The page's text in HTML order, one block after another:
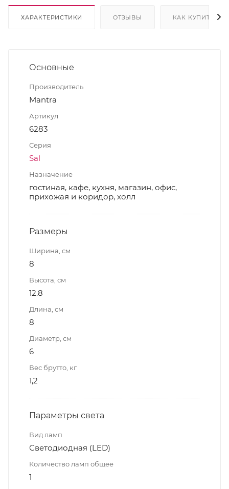
ХАРАКТЕРИСТИКИ ОТЗЫВЫ КАК КУПИТЬ
Основные
Производитель
Mantra
Артикул
6283
Серия
Sal
Назначение
гостиная, кафе, кухня, магазин, офис,
прихожая и коридор, холл
Размеры
Ширина, см
8
Высота, см
12.8
Длина, см
8
Диаметр, см
6
Вес брутто, кг
1,2
Параметры света
Вид ламп
Светодиодная (LED)
Количество ламп общее
1